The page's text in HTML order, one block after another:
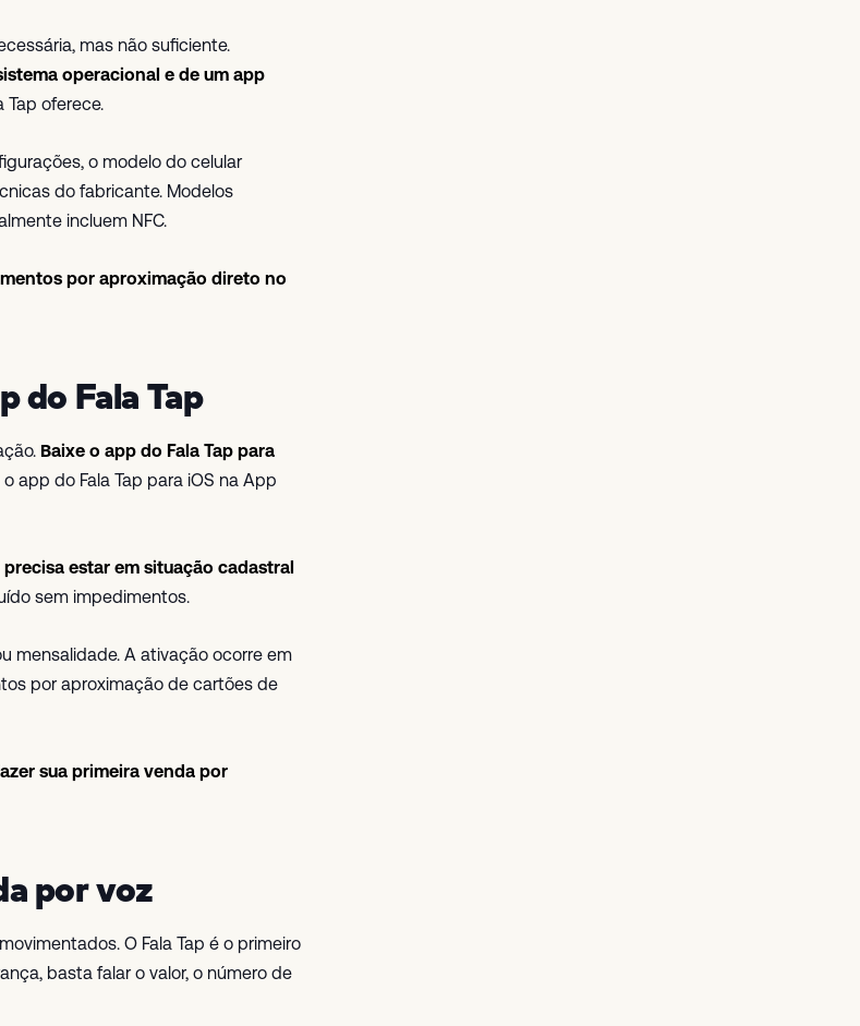
mas não suficiente.
operacional e de um app
Tap oferece.
o modelo do celular
do fabricante. Modelos
incluem NFC.
por aproximação direto no
do Fala Tap
Baixe o app do Fala Tap para
app do Fala Tap para iOS na App
precisa estar em situação cadastral
sem impedimentos.
mensalidade. A ativação ocorre em
por aproximação de cartões de
sua primeira venda por
por voz
O Fala Tap é o primeiro
basta falar o valor, o número de